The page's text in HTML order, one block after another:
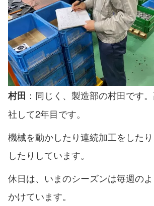
村田 ：同じく、製造部の村田です
社して2年目です。
機械を動かしたり連続加工をした
したりしています。
休日は、いまのシーズンは毎週の
かけています。